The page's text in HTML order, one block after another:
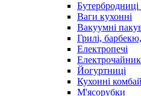
Бутербродниці
Ваги кухонні
Вакуумні
Грилі,
Електропечі
Йогуртниці
Кухонні
М'ясорубки